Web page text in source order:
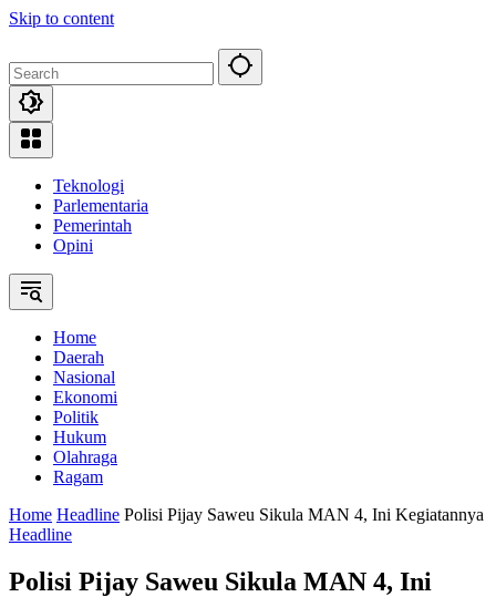
Skip to content
Teknologi
Parlementaria
Pemerintah
Opini
Home
Daerah
Nasional
Ekonomi
Politik
Hukum
Olahraga
Ragam
Home Headline Polisi Pijay Saweu Sikula MAN 4, Ini Kegiatannya
Headline
Polisi Pijay Saweu Sikula MAN 4, Ini